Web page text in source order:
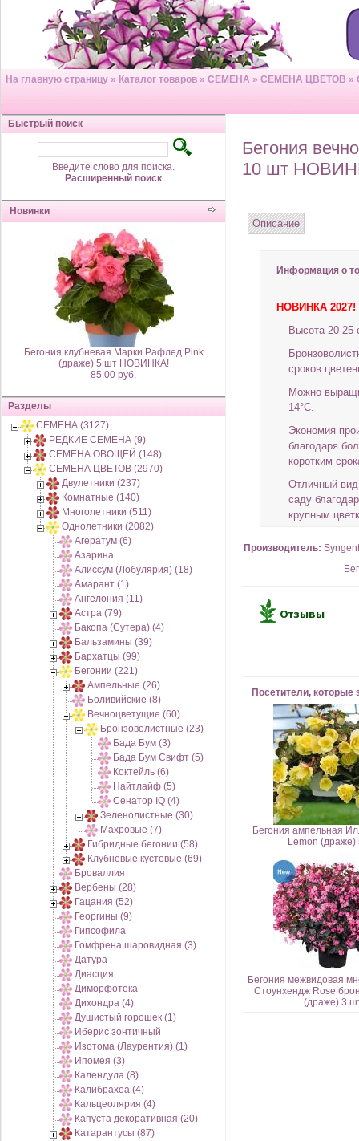
На главную страницу » Каталог товаров » СЕМЕНА » СЕМЕНА ЦВЕТОВ »
Быстрый поиск
Введите слово для поиска.
Расширенный поиск
Новинки
Бегония клубневая Марки Рафлед Pink
(драже) 5 шт НОВИНКА!
85.00 руб.
Разделы
СЕМЕНА (3127)
РЕДКИЕ СЕМЕНА (9)
СЕМЕНА ОВОЩЕЙ (148)
СЕМЕНА ЦВЕТОВ (2970)
Двулетники (237)
Комнатные (140)
Многолетники (511)
Однолетники (2082)
Агератум (6)
Азарина
Алиссум (Лобулярия) (18)
Амарант (1)
Ангелония (11)
Астра (79)
Бакопа (Сутера) (4)
Бальзамины (39)
Бархатцы (99)
Бегонии (221)
Ампельные (26)
Боливийские (8)
Вечноцветущие (60)
Бронзоволистные (23)
Бада Бум (3)
Бада Бум Свифт (5)
Коктейль (6)
Найтлайф (5)
Сенатор IQ (4)
Зеленолистные (30)
Махровые (7)
Гибридные бегонии (58)
Клубневые кустовые (69)
Броваллия
Вербены (28)
Гацания (52)
Георгины (9)
Гипсофила
Гомфрена шаровидная (3)
Датура
Диасция
Диморфотека
Дихондра (4)
Душистый горошек (1)
Иберис зонтичный
Изотома (Лаурентия) (1)
Ипомея (3)
Календула (8)
Калибрахоа (4)
Кальцеолярия (4)
Капуста декоративная (20)
Катарантусы (87)
Бегония
10 шт
Описание
Информация о
НОВИНКА 2027!
Высота 20-25
сроков
Можно
14°C.
Экономия
благодаря
коротким
Отличный вид
саду
крупным
Производитель:
Посетители,
Бегония ампельная
Lemon (драже)
Бегония межвидовая
Стоунхендж Rose
(драже) 3